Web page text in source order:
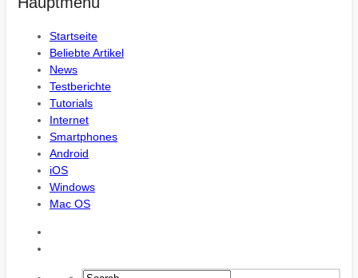
Startseite
Beliebte Artikel
News
Testberichte
Tutorials
Internet
Smartphones
Android
iOS
Windows
Mac OS